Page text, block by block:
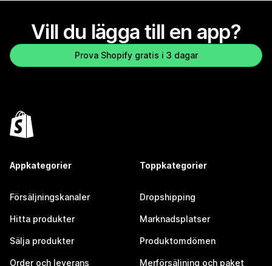
Vill du lägga till en app?
Prova Shopify gratis i 3 dagar
Appkategorier
Försäljningskanaler
Hitta produkter
Sälja produkter
Order och leverans
Toppkategorier
Dropshipping
Marknadsplatser
Produktomdömen
Merförsäljning och paket